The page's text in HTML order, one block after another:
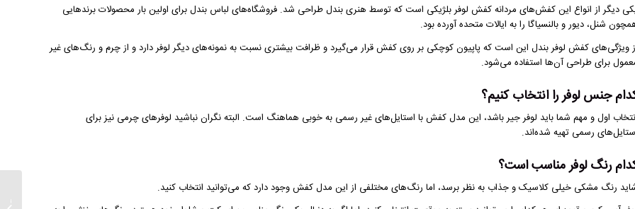
دیگر از انواع این کفش‌های مردانه کفش لوفر بلژیکی است که توسط هنری بندل طراحی شد. فروشگاه‌های لباس بندل برای اولین بار محصولات برندهایی
شنل، دیور و بالنسیاگا را به ایالات متحده آورده بود.
ویژگی‌های کفش لوفر بندل این است که پاپیون کوچکی بر روی کفش قرار می‌گیرد و ظرافت بیشتری نسبت به نمونه‌های دیگر لوفر دارد و از چرم و رنگ‌های غیر
برای طراحی آن‌ها استفاده می‌شود.
جنس لوفر را انتخاب کنیم؟
اول و مهم شما باید لوفر جیر باشد، این مدل کفش با استایل‌های غیر رسمی به خوبی هماهنگ است. البته نگران نباشید لوفرهای چرمی نیز برای
رسمی تهیه شده‌اند.
رنگ لوفر مناسب است؟
رنگ مشکی خیلی کلاسیک و جذاب به نظر برسد، اما رنگ‌های مختلفی از این مدل کفش وجود دارد که می‌توانید انتخاب کنید.